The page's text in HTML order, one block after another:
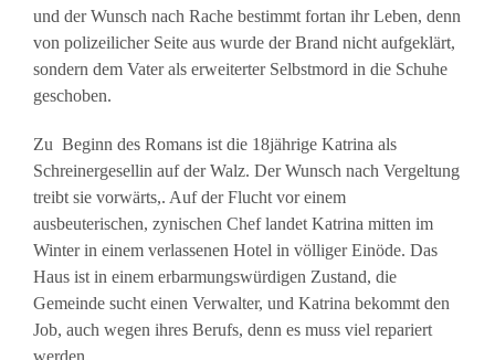
und der Wunsch nach Rache bestimmt fortan ihr Leben, denn
von polizeilicher Seite aus wurde der Brand nicht aufgeklärt,
sondern dem Vater als erweiterter Selbstmord in die Schuhe
geschoben.
Zu Beginn des Romans ist die 18jährige Katrina als
Schreinergesellin auf der Walz. Der Wunsch nach Vergeltung
treibt sie vorwärts,. Auf der Flucht vor einem
ausbeuterischen, zynischen Chef landet Katrina mitten im
Winter in einem verlassenen Hotel in völliger Einöde. Das
Haus ist in einem erbarmungswürdigen Zustand, die
Gemeinde sucht einen Verwalter, und Katrina bekommt den
Job, auch wegen ihres Berufs, denn es muss viel repariert
werden.